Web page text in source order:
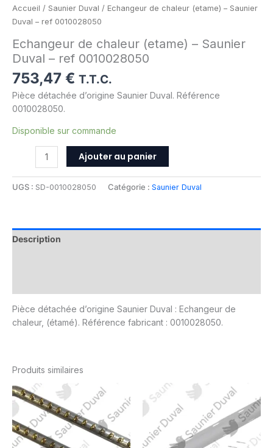
Accueil / Saunier Duval / Echangeur de chaleur (etame) – Saunier
Duval – ref 0010028050
Echangeur de chaleur (etame) – Saunier
Duval – ref 0010028050
753,47 € T.T.C.
Pièce détachée d’origine Saunier Duval. Référence
0010028050.
Disponible sur commande
Ajouter au panier
UGS : SD-0010028050 Catégorie : Saunier Duval
Description
Pièce détachée d’origine Saunier Duval : Echangeur de
chaleur, (étamé). Référence fabricant : 0010028050.
Produits similaires